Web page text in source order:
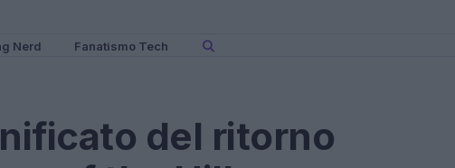
Nerd Fanatismo Tech
del ritorno